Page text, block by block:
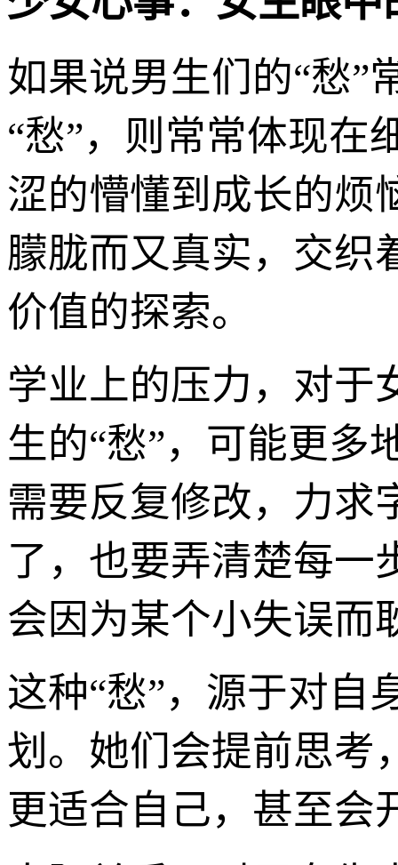
如果说男生们的“愁”
“愁”，则常常体现在
涩的懵懂到成长的烦
朦胧而又真实，交织
价值的探索。
学业上的压力，对于
生的“愁”，可能更多
需要反复修改，力求
了，也要弄清楚每一
会因为某个小失误而
这种“愁”，源于对自
划。她们会提前思考
更适合自己，甚至会